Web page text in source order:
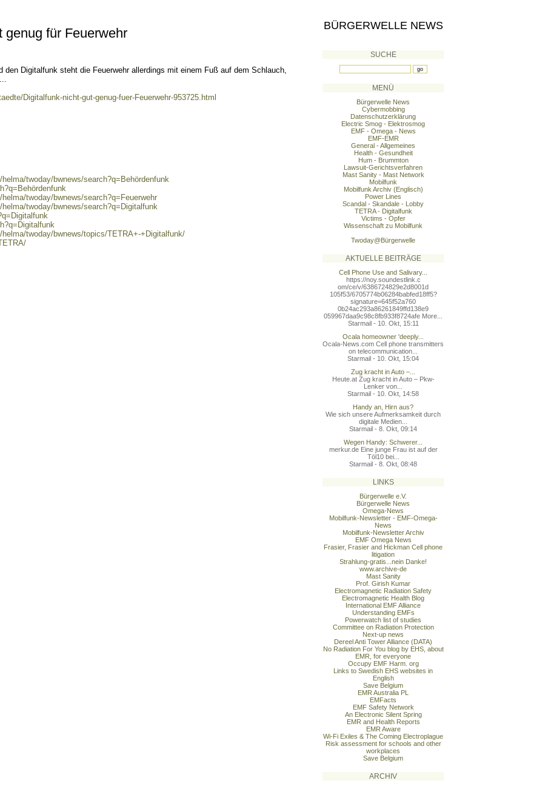
genug für Feuerwehr
den Digitalfunk steht die Feuerwehr allerdings mit einem Fuß auf dem Schlauch,
Digitalfunk-nicht-gut-genug-fuer-Feuerwehr-953725.html
twoday/bwnews/search?q=Behördenfunk
twoday/bwnews/search?q=Feuerwehr
twoday/bwnews/search?q=Digitalfunk
helma/twoday/bwnews/topics/TETRA+-+Digitalfunk/
BÜRGERWELLE NEWS
SUCHE
MENÜ
Bürgerwelle News
Cybermobbing
Datenschutzerklärung
Electric Smog - Elektrosmog
EMF - Omega - News
EMF-EMR
General - Allgemeines
Health - Gesundheit
Hum - Brummton
Lawsuit-Gerichtsverfahren
Mast Sanity - Mast Network
Mobilfunk
Mobilfunk Archiv (Englisch)
Power Lines
Scandal - Skandale - Lobby
TETRA - Digitalfunk
Victims - Opfer
Wissenschaft zu Mobilfunk
Twoday@Bürgerwelle
AKTUELLE BEITRÄGE
Cell Phone Use and Salivary...
https://noy.soundestlink.c
om/ce/v/6386724829e2d8001d
105f53/6705774b06284babfed18ff5?
signature=645f52a760
0b24ac293a86261849ffd138e9
059967daa9c98c8fb933f8724afe More...
Starmail - 10. Okt, 15:11
Ocala homeowner 'deeply...
Ocala-News.com Cell phone transmitters
on telecommunication...
Starmail - 10. Okt, 15:04
Zug kracht in Auto –...
Heute.at Zug kracht in Auto – Pkw-
Lenker von...
Starmail - 10. Okt, 14:58
Handy an, Hirn aus?
Wie sich unsere Aufmerksamkeit durch
digitale Medien...
Starmail - 8. Okt, 09:14
Wegen Handy: Schwerer...
merkur.de Eine junge Frau ist auf der
Töl10 bei...
Starmail - 8. Okt, 08:48
LINKS
Bürgerwelle e.V.
Bürgerwelle News
Omega-News
Mobilfunk-Newsletter - EMF-Omega-
News
Mobilfunk-Newsletter Archiv
EMF Omega News
Frasier, Frasier and Hickman Cell phone
litigation
Strahlung-gratis...nein Danke!
www.archive-de
Mast Sanity
Prof. Girish Kumar
Electromagnetic Radiation Safety
Electromagnetic Health Blog
International EMF Alliance
Understanding EMFs
Powerwatch list of studies
Committee on Radiation Protection
Next-up news
Dereel Anti Tower Alliance (DATA)
No Radiation For You blog by EHS, about
EMR, for everyone
Occupy EMF Harm. org
Links to Swedish EHS websites in
English
Save Belgium
EMR Australia PL
EMFacts
EMF Safety Network
An Electronic Silent Spring
EMR and Health Reports
EMR Aware
Wi-Fi Exiles & The Coming Electroplague
Risk assessment for schools and other
workplaces
Save Belgium
ARCHIV